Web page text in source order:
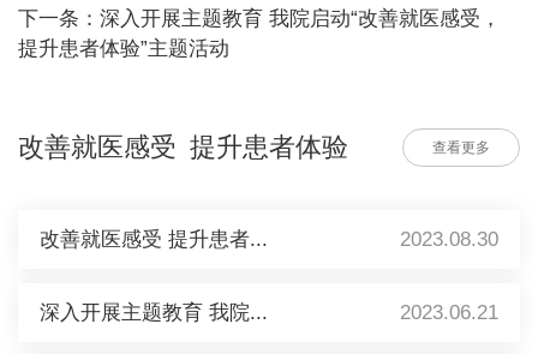
下一条：深入开展主题教育 我院启动“改善就医感受，
提升患者体验”主题活动
改善就医感受 提升患者体验 查看更多
改善就医感受 提升患者... 2023.08.30
深入开展主题教育 我院... 2023.06.21